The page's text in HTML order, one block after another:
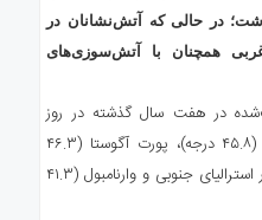
در حالی که آتش‌نشانان در
غربی همچنان با آتش‌سوزی‌های
در هفت سال گذشته در روز
چهارشنبه گزارش شد؛ از جمله وایالا (۴۵.۸ درجه)، پورت آگوستا (۴۶.۳
درجه) و پورت لینکلن (۴۴.۵ درجه) در استرالیای جنوبی و وارنامبول (۴۱.۳